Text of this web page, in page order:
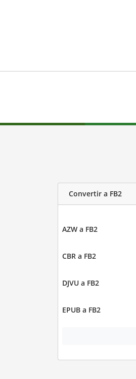
Convertir a FB2
AZW a FB2
CBR a FB2
DJVU a FB2
EPUB a FB2